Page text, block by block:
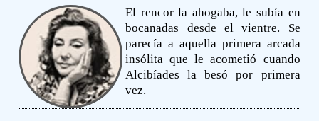
El rencor la ahogaba, le subía en
bocanadas desde el vientre. Se
parecía a aquella primera arcada
insólita que le acometió cuando
Alcibíades la besó por primera
vez.